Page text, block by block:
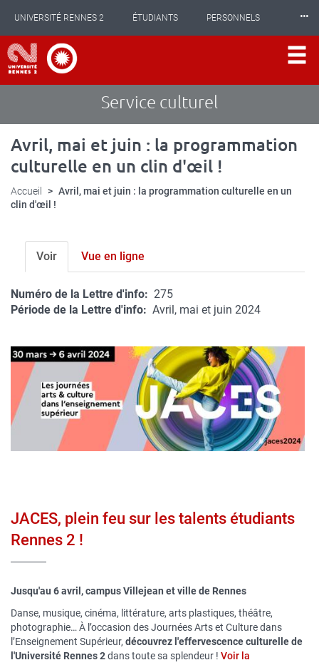
contenu
principal
UNIVERSITÉ RENNES 2 ÉTUDIANTS PERSONNELS
INTERNATIONAL
⸱⸱⸱
Service culturel
Avril, mai et juin : la programmation
culturelle en un clin d'œil !
Accueil
Avril, mai et juin : la programmation culturelle en un
clin d'œil !
principaux
Voir Vue en ligne
Numéro de la Lettre d'info
275
Période de la Lettre d'info
Avril, mai et juin 2024
Contenu
sous
forme
de
paragraphes
Image
publique
JACES, plein feu sur les talents étudiants
Rennes 2 !
Jusqu'au 6 avril, campus Villejean et ville de Rennes
Danse, musique, cinéma, littérature, arts plastiques, théâtre,
photographie… À l’occasion des Journées Arts et Culture dans
l’Enseignement Supérieur, découvrez l'effervescence culturelle de
l'Université Rennes 2dans toute sa splendeur ! Voir la